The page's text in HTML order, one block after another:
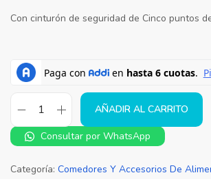
Con cinturón de seguridad de Cinco puntos
AÑADIR AL CARRITO
Consultar por WhatsApp
Categoría: Comedores Y Accesorios De